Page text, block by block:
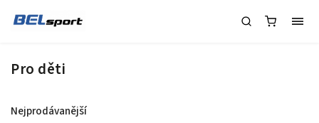
Pro děti
Nejprodávanější